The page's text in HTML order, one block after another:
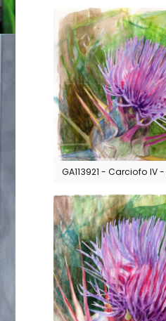
GA113921 - Carciofo IV -